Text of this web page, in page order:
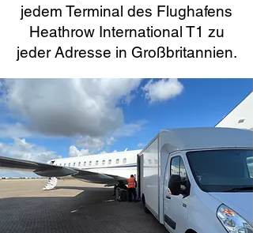
jedem Terminal des Flughafens
Heathrow International T1 zu
jeder Adresse in Großbritannien.